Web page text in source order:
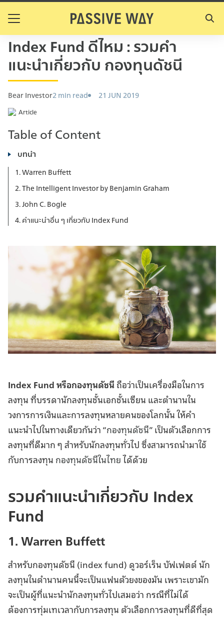
S
for:
Index Fund ดีไหม : รวมคำ
แนะนำเกี่ยวกับ กองทุนดัชนี
Bear Investor2 min read 21 JUN 2019
Article
Table of Content
บทนำ
1. Warren Buffett
2. The Intelligent Investor by Benjamin Graham
3. John C. Bogle
4. คำแนะนำอื่น ๆ เกี่ยวกับ Index Fund
Index Fund หรือกองทุนดัชนีถือว่าเป็นเครื่องมือในการ
ลงทุน ที่บรรดานักลงทุนชั้นเอกชั้นเซียน และตำนานใน
วงการการเงินและการลงทุนหลายคนของโลกนั้น ให้คำ
แนะนำไปในทางเดียวกันว่า “กองทุนดัชนี” เป็นตัวเลือกการ
ลงทุนที่ดีมาก ๆ สำหรับนักลงทุนทั่วไป ซึ่งสามารถนำมาใช้
กับการลงทุน กองทุนดัชนีในไทยได้ด้วย
รวมคำแนะนำเกี่ยวกับ Index
Fund
1. Warren Buffett
สำหรับกองทุนดัชนี (index fund) ดูวอร์เร็น บัฟเฟตต์ นัก
ลงทุนในตำนานคนนี้จะเป็นแฟนตัวยงของมัน เพราะเขามัก
จะเป็นผู้ที่แนะนำนักลงทุนทั่วไปเสมอว่า กรณีที่ไม่ได้
ต้องการทุ่มเทเวลากับการลงทุน ตัวเลือกการลงทุนที่ดีที่สุด